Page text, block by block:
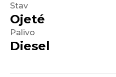
Stav
Ojeté
Palivo
Diesel